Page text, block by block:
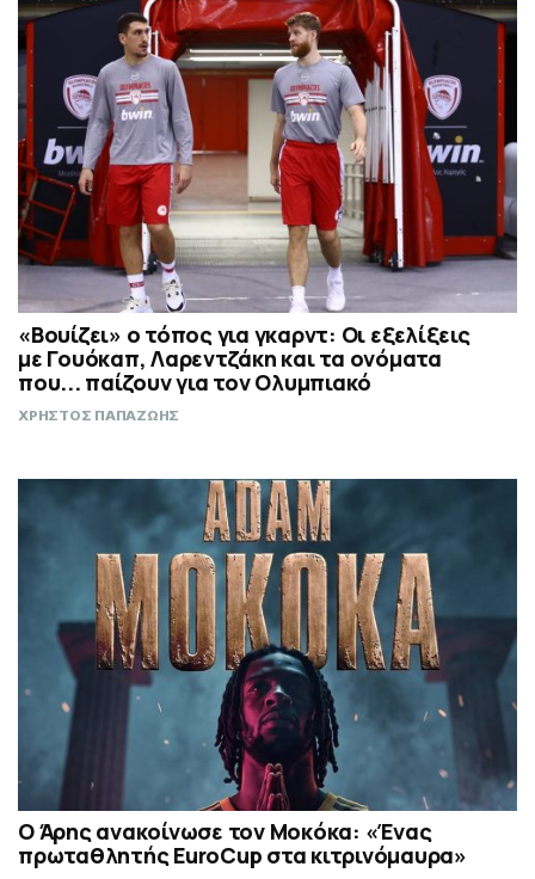
«Βουίζει» ο τόπος για γκαρντ: Οι εξελίξεις
με Γουόκαπ, Λαρεντζάκη και τα ονόματα
που... παίζουν για τον Ολυμπιακό
ΧΡΗΣΤΟΣ ΠΑΠΑΖΩΗΣ
Ο Άρης ανακοίνωσε τον Μοκόκα: «Ένας
πρωταθλητής EuroCup στα κιτρινόμαυρα»